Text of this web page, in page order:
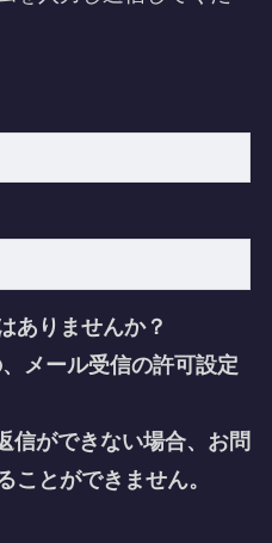
はありませんか？
メール受信の許可設定
ができない場合、お問
ことができません。